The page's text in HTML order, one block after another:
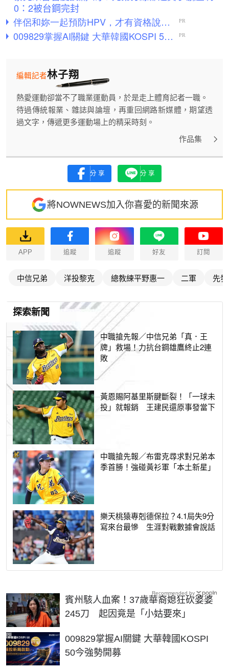
0：2被台鋼完封
林子翔
編輯記者
熱愛運動卻當不了職業運動員，於是走上體育記者一職。
待過傳統報業、雜誌與論壇，再重回網路新媒體，期望透
過文字，傳遞更多運動場上的精采時刻。
作品集
分享 分享
將NOWNEWS加入你喜愛的新聞來源
APP 追蹤 追蹤 好友 訂閱
中信兄弟 洋投黎克 總教練平野惠一 二軍 先發
探索新聞
中職搶先報／中信兄弟「真．王
牌」救場！力抗台鋼雄鷹終止2連
敗
黃恩賜阿基里斯腱斷裂！「一球未
投」就報銷 王建民還原事發當下
中職搶先報／布雷克尋求對兄弟本
季首勝！強碰黃衫軍「本土新星」
樂天桃猿專剋德保拉？4.1局失9分
寫來台最慘 生涯對戰數據會說話
賓州駭人血案！37歲華裔媳狂砍婆婆
245刀 起因竟是「小姑要來」
009829掌握AI關鍵 大華韓國KOSPI
50今強勢開募
PR
Recommended by